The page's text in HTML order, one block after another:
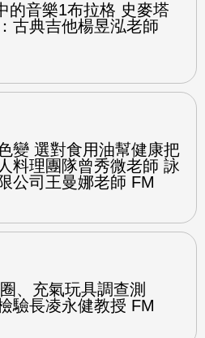
的音樂1布拉格 史麥塔
古典吉他楊昱泓老師
變 選對食用油幫健康把
料理團隊曾秀微老師 詠
公司王曼娜老師 FM
、充氣玩具調查測
驗長凌永健教授 FM